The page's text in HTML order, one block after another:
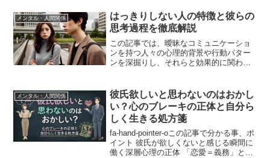
メンタル・人間関係
はっきりしない人の特徴と彼らの
思考過程を徹底解説
この記事では、曖昧なコミュニケーショ
ンを持つ人々の心理的背景や行動パター
ンを深掘りし、それらと効果的に関わる
改善し、より健全な職場環境を築くため
の具体策を提供します。は...
メンタル・人間関係
彼氏欲しいと思わないのはおかし
い？心のブレーキの正体と自分ら
しく生きる処方箋
fa-hand-pointer-oこの記事で分かる事、ポ
イント 彼氏が欲しくないと感じる瞬間に
働く深層心理の正体 「恋愛＝義務」とい